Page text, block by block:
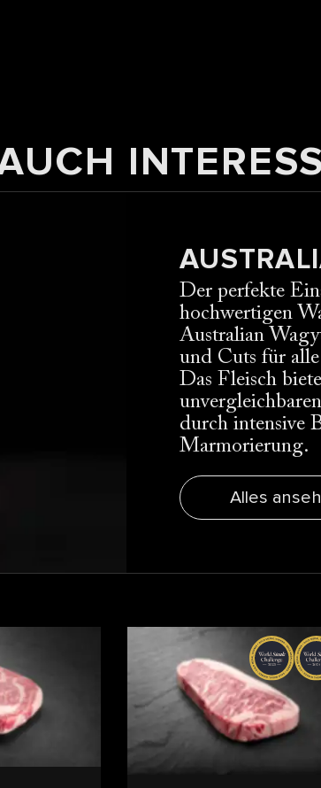
Der perfekte
hochwertigen
Australian
und Cuts für
Das Fleisch
durch intensive
Marmorierung.
Alles